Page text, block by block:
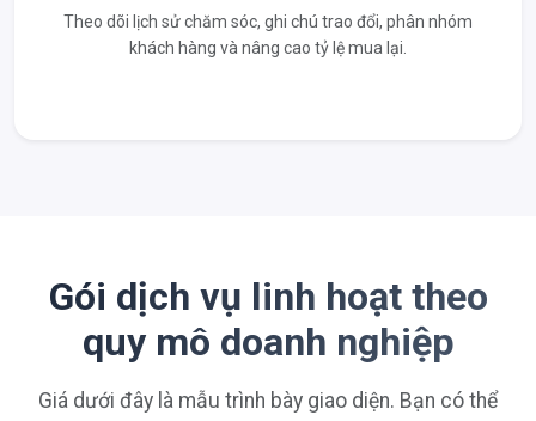
Theo dõi lịch sử chăm sóc, ghi chú trao đổi, phân nhóm
khách hàng và nâng cao tỷ lệ mua lại.
Gói dịch vụ linh hoạt theo
quy mô doanh nghiệp
Giá dưới đây là mẫu trình bày giao diện. Bạn có thể